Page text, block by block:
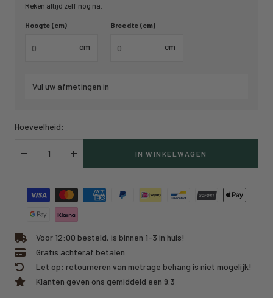
Reken altijd zelf nog na.
Hoogte (cm)
cm
Breedte (cm)
cm
Vul uw afmetingen in
Hoeveelheid:
Verlaag
Verhoog
IN WINKELWAGEN
Voor 12:00 besteld, is binnen 1-3 in huis!
Gratis achteraf betalen
Let op: retourneren van metrage behang is niet mogelijk!
Klanten geven ons gemiddeld een 9.3